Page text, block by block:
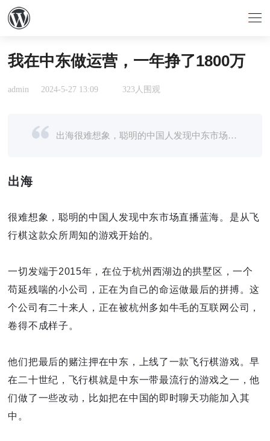
我在中东做运营，一年挣了1800万
admin 2024-5-27 13:09 323人围观
出海很难想象，聪明的中国人发现中东市场直播蓝海。是从飞行棋这款众所周知的游戏开始的。一切发端于2015年，在位于杭州西湖边的拱墅区，一个苟延残喘的小公司，正在为自己的命运做最后的拼搏。这个公司有二十来人， ...
出海
很难想象，聪明的中国人发现中东市场直播蓝海。是从飞
行棋这款众所周知的游戏开始的。
一切发端于2015年，在位于杭州西湖边的拱墅区，一个
苟延残喘的小公司，正在为自己的命运做最后的拼搏。这
个公司有二十来人，正在被杭州多如牛毛的互联网公司，
卷得不成样子。
他们把最后的赌注押在中东，上线了一款飞行棋游戏。早
在二十世纪，飞行棋就是中东一带最流行的游戏之一，他
们做了一些改动，比如把在中国的即时聊天功能加入其
中。